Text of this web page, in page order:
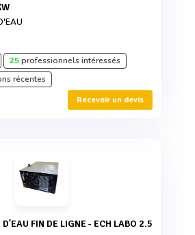
25professionnels intéressés
récentes
Recevoir un devis